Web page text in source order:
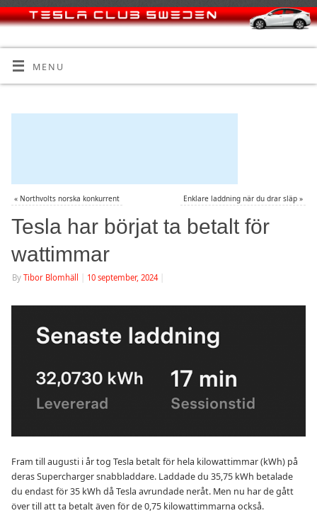
MENU
« Northvolts norska konkurrent Enklare laddning när du drar släp »
Tesla har börjat ta betalt för
wattimmar
By Tibor Blomhäll 10 september, 2024
Fram till augusti i år tog Tesla betalt för hela kilowattimmar (kWh) på
deras Supercharger snabbladdare. Laddade du 35,75 kWh betalade
du endast för 35 kWh då Tesla avrundade neråt. Men nu har de gått
över till att ta betalt även för de 0,75 kilowattimmarna också.